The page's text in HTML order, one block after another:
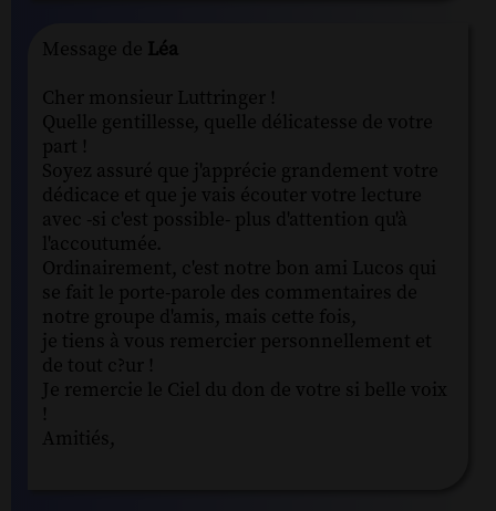
Message de Léa
Cher monsieur Luttringer !
Quelle gentillesse, quelle délicatesse de votre
part !
Soyez assuré que j'apprécie grandement votre
dédicace et que je vais écouter votre lecture
avec -si c'est possible- plus d'attention qu'à
l'accoutumée.
Ordinairement, c'est notre bon ami Lucos qui
se fait le porte-parole des commentaires de
notre groupe d'amis, mais cette fois,
je tiens à vous remercier personnellement et
de tout c?ur !
Je remercie le Ciel du don de votre si belle voix
!
Amitiés,